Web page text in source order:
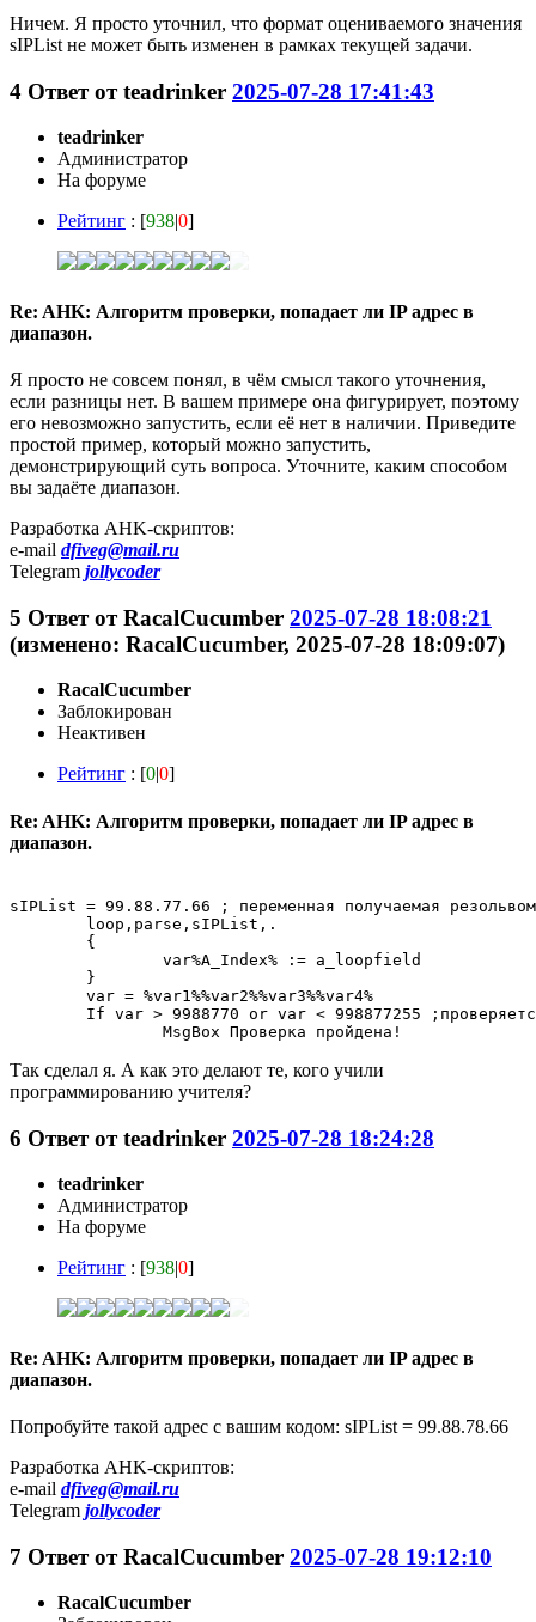
Ничем. Я просто уточнил, что формат оцениваемого значения
sIPList не может быть изменен в рамках текущей задачи.
4 Ответ отteadrinker 2025-07-28 17:41:43
teadrinker
Администратор
На форуме
Рейтинг : [938|0]
Re: AHK: Алгоритм проверки, попадает ли IP адрес в
диапазон.
Я просто не совсем понял, в чём смысл такого уточнения,
если разницы нет. В вашем примере она фигурирует, поэтому
его невозможно запустить, если её нет в наличии. Приведите
простой пример, который можно запустить,
демонстрирующий суть вопроса. Уточните, каким способом
вы задаёте диапазон.
Разработка AHK-скриптов:
e-mail dfiveg@mail.ru
Telegram jollycoder
5 Ответ отRacalCucumber 2025-07-28 18:08:21
(изменено: RacalCucumber, 2025-07-28 18:09:07)
RacalCucumber
Заблокирован
Неактивен
Рейтинг : [0|0]
Re: AHK: Алгоритм проверки, попадает ли IP адрес в
диапазон.
sIPList = 99.88.77.66 ; переменная получаемая
Так сделал я. А как это делают те, кого учили
программированию учителя?
6 Ответ отteadrinker 2025-07-28 18:24:28
teadrinker
Администратор
На форуме
Рейтинг : [938|0]
Re: AHK: Алгоритм проверки, попадает ли IP адрес в
диапазон.
Попробуйте такой адрес с вашим кодом: sIPList = 99.88.78.66
Разработка AHK-скриптов:
e-mail dfiveg@mail.ru
Telegram jollycoder
7 Ответ отRacalCucumber 2025-07-28 19:12:10
RacalCucumber